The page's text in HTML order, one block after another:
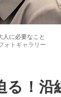
に必要なこと
ォトギャラリー
！沿